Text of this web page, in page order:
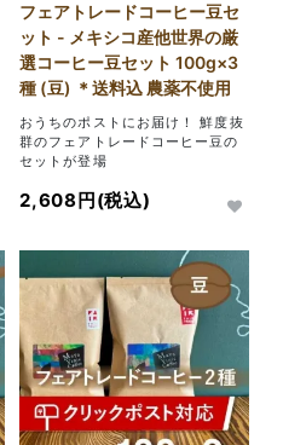
フェアトレードコーヒー豆セ
ット - メキシコ産他世界の厳
選コーヒー豆セット 100g×3
種 (豆) ＊送料込 農薬不使用
おうちのポストにお届け！ 鮮度抜
群のフェアトレードコーヒー豆の
セットが登場
2,608円(税込)